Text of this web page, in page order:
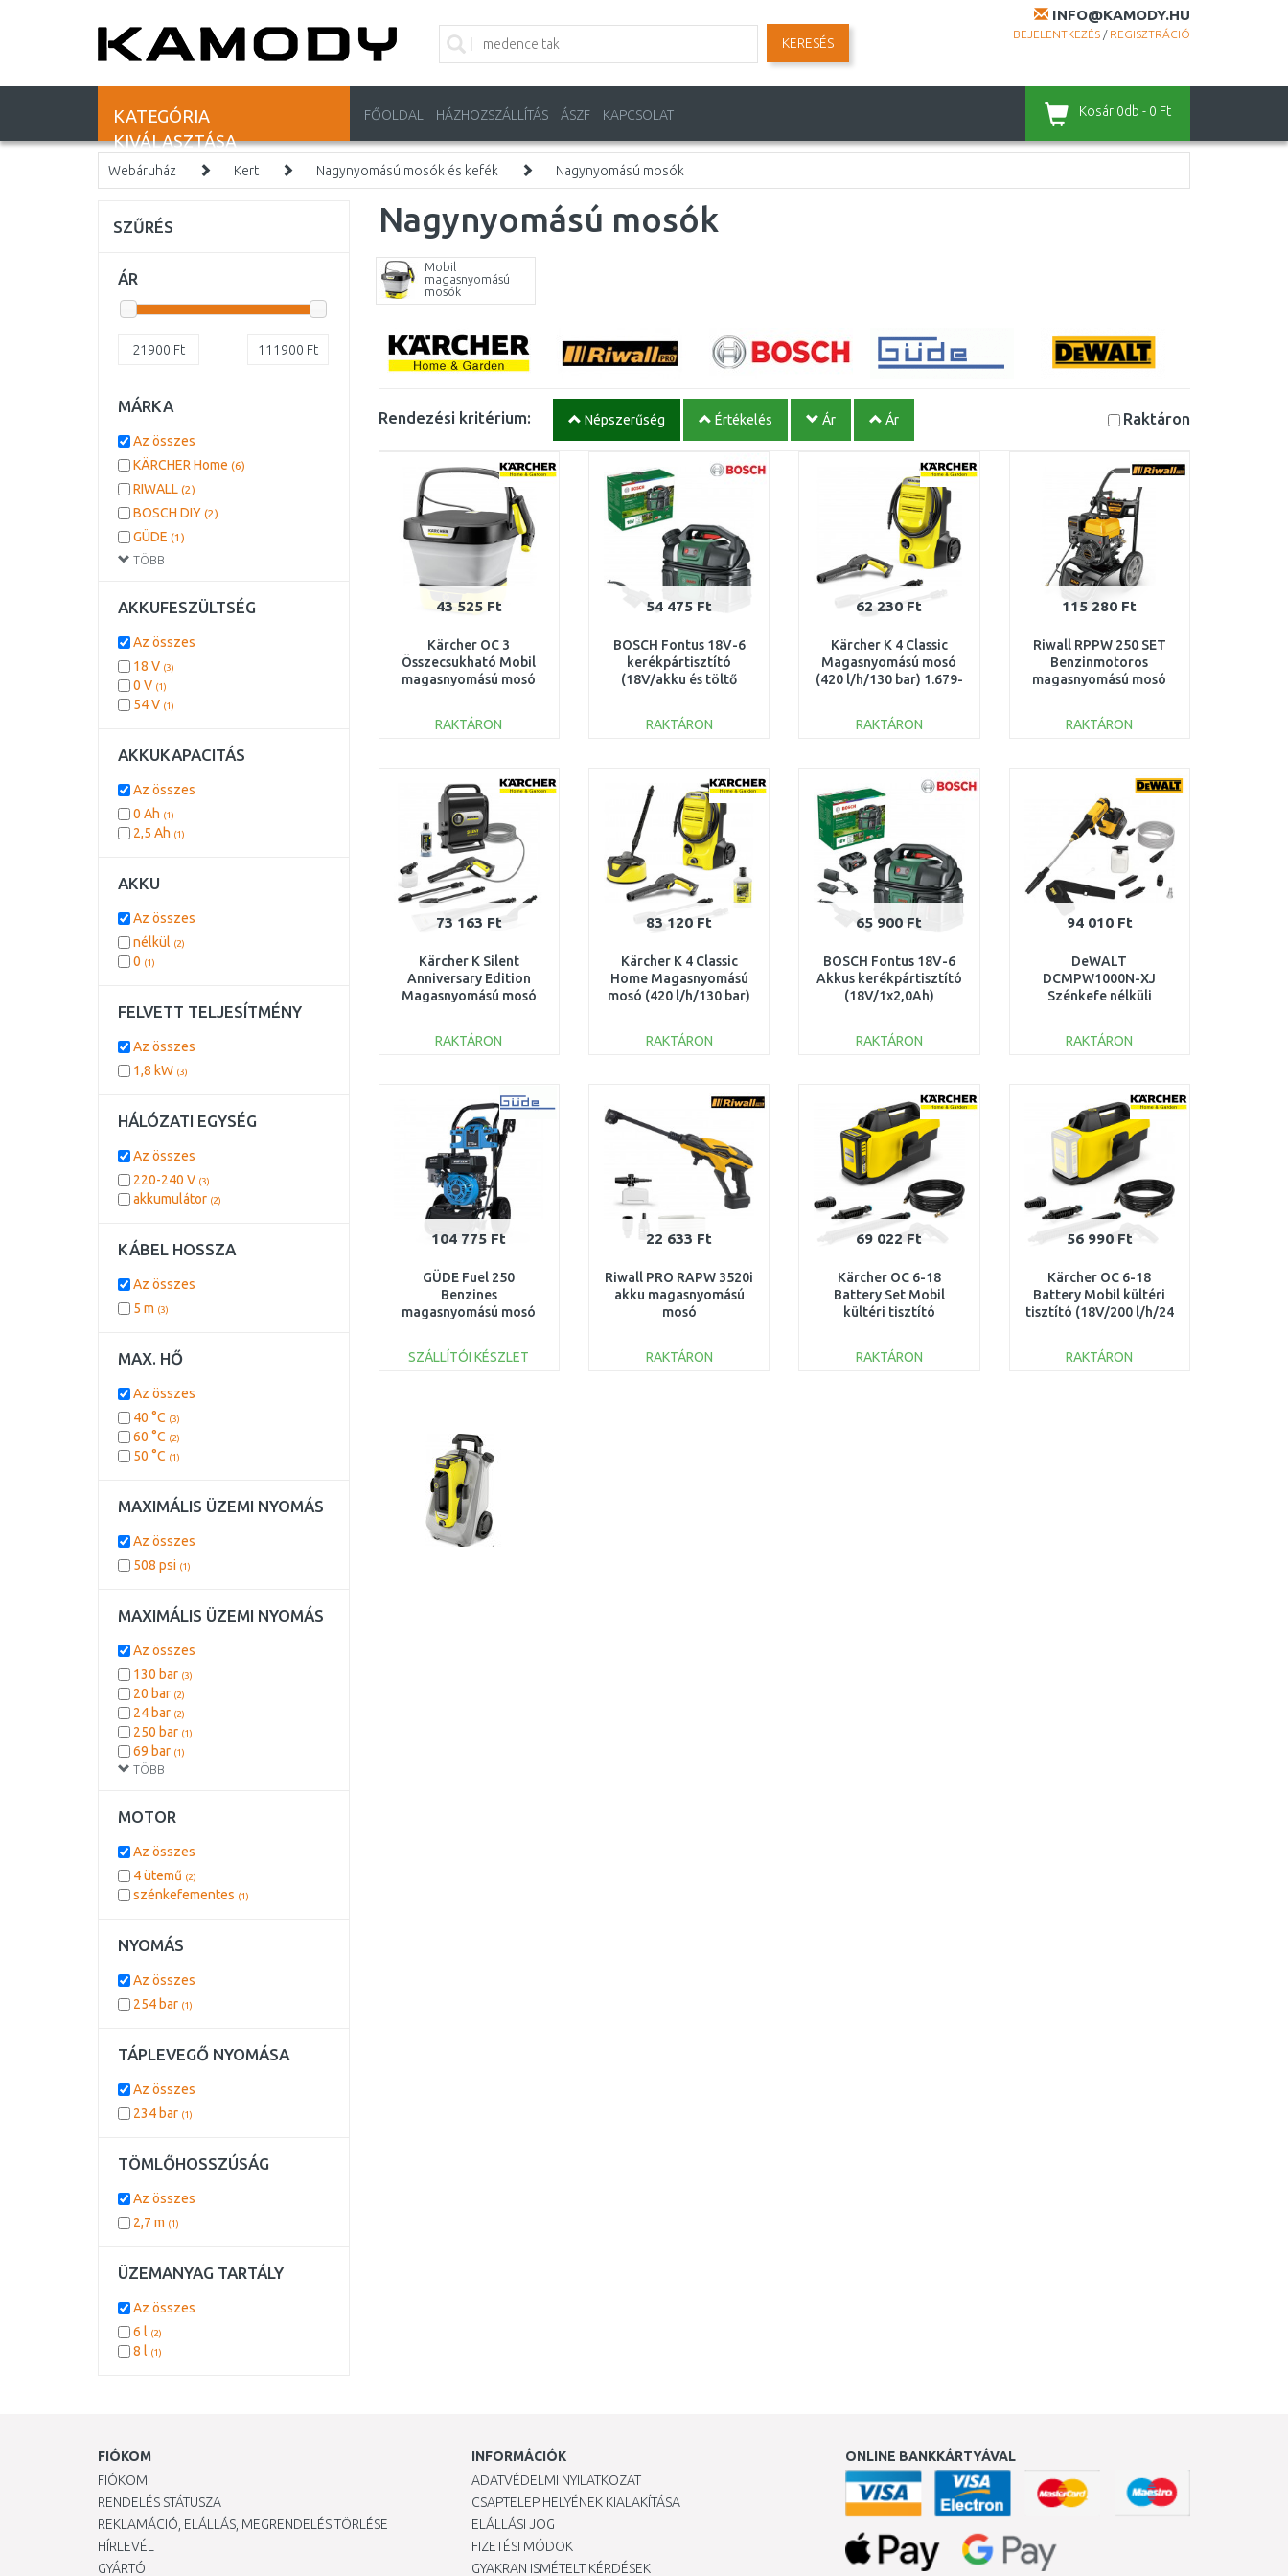
INFO@KAMODY.HU
BEJELENTKEZÉS / REGISZTRÁCIÓ
KERESÉS
KATEGÓRIA
KIVÁLASZTÁSA
FŐOLDAL HÁZHOZSZÁLLÍTÁS ÁSZF KAPCSOLAT Kosár 0db - 0 Ft
Webáruház Kert Nagynyomású mosók és kefék Nagynyomású mosók
Nagynyomású mosók
Mobil
magasnyomású
mosók
Rendezési kritérium: Népszerűség Értékelés Ár Ár Raktáron
43 525 Ft
Kärcher OC 3
Összecsukható Mobil
magasnyomású mosó
RAKTÁRON
Összehasonlítás
54 475 Ft
BOSCH Fontus 18V-6
kerékpártisztító
(18V/akku és töltő
RAKTÁRON
Összehasonlítás
62 230 Ft
Kärcher K 4 Classic
Magasnyomású mosó
(420 l/h/130 bar) 1.679-
RAKTÁRON
Összehasonlítás
115 280 Ft
Riwall RPPW 250 SET
Benzinmotoros
magasnyomású mosó
EP25A2502110B
RAKTÁRON
Összehasonlítás
73 163 Ft
Kärcher K Silent
Anniversary Edition
Magasnyomású mosó
956.0
RAKTÁRON
Összehasonlítás
83 120 Ft
Kärcher K 4 Classic
Home Magasnyomású
mosó (420 l/h/130 bar)
RAKTÁRON
Összehasonlítás
65 900 Ft
BOSCH Fontus 18V-6
Akkus kerékpártisztító
(18V/1x2,0Ah)
RAKTÁRON
Összehasonlítás
94 010 Ft
DeWALT
DCMPW1000N-XJ
Szénkefe nélküli
XR FlexVolt(54V/akku
nélkül)
RAKTÁRON
Összehasonlítás
104 775 Ft
GÜDE Fuel 250
Benzines
magasnyomású mosó
SZÁLLÍTÓI KÉSZLET
22 633 Ft
Riwall PRO RAPW 3520i
akku magasnyomású
mosó
RAKTÁRON
69 022 Ft
Kärcher OC 6-18
Battery Set Mobil
kültéri tisztító
1.328-501.0
RAKTÁRON
56 990 Ft
Kärcher OC 6-18
Battery Mobil kültéri
tisztító (18V/200 l/h/24
RAKTÁRON
SZŰRÉS
ÁR
21900 Ft 111900 Ft
MÁRKA
TÖBB
Az összes
KÄRCHER Home (6)
RIWALL (2)
BOSCH DIY (2)
GÜDE (1)
DEWALT
AKKUFESZÜLTSÉG
Az összes
18 V (3)
0 V (1)
54 V (1)
AKKUKAPACITÁS
Az összes
0 Ah (1)
2,5 Ah (1)
AKKU
Az összes
nélkül (2)
0 (1)
FELVETT TELJESÍTMÉNY
Az összes
1,8 kW (3)
HÁLÓZATI EGYSÉG
Az összes
220-240 V (3)
akkumulátor (2)
KÁBEL HOSSZA
Az összes
5 m (3)
MAX. HŐ
Az összes
40 °C (3)
60 °C (2)
50 °C (1)
MAXIMÁLIS ÜZEMI NYOMÁS
Az összes
508 psi (1)
MAXIMÁLIS ÜZEMI NYOMÁS
TÖBB
Az összes
130 bar (3)
20 bar (2)
24 bar (2)
250 bar (1)
69 bar (1)
MOTOR
Az összes
4 ütemű (2)
szénkefementes (1)
NYOMÁS
Az összes
254 bar (1)
TÁPLEVEGŐ NYOMÁSA
Az összes
234 bar (1)
TÖMLŐHOSSZÚSÁG
Az összes
2,7 m (1)
ÜZEMANYAG TARTÁLY
Az összes
6 l (2)
8 l (1)
FIÓKOM
FIÓKOM
RENDELÉS STÁTUSZA
REKLAMÁCIÓ, ELÁLLÁS, MEGRENDELÉS TÖRLÉSE
HÍRLEVÉL
GYÁRTÓ
INFORMÁCIÓK
ADATVÉDELMI NYILATKOZAT
CSAPTELEP HELYÉNEK KIALAKÍTÁSA
ELÁLLÁSI JOG
FIZETÉSI MÓDOK
GYAKRAN ISMÉTELT KÉRDÉSEK
ONLINE BANKKÁRTYÁVAL